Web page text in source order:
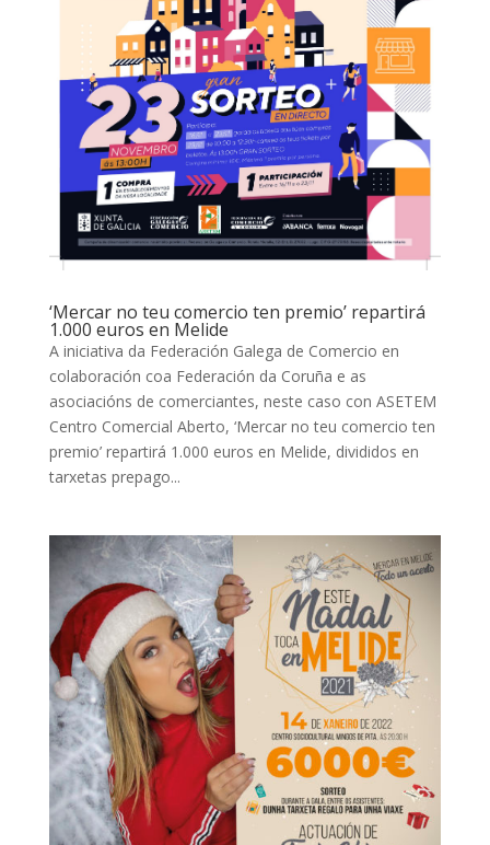
‘Mercar no teu comercio ten premio’ repartirá
1.000 euros en Melide
A iniciativa da Federación Galega de Comercio en
colaboración coa Federación da Coruña e as
asociacións de comerciantes, neste caso con ASETEM
Centro Comercial Aberto, ‘Mercar no teu comercio ten
premio’ repartirá 1.000 euros en Melide, divididos en
tarxetas prepago...